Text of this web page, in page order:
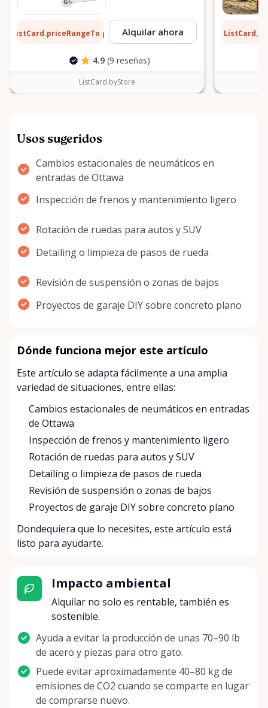
ListCard.priceRangeTo por díaAlquilar ahora
4.9 (9 reseñas)
ListCard.byStore
Usos sugeridos
Cambios estacionales de neumáticos en
entradas de Ottawa
Inspección de frenos y mantenimiento ligero
Rotación de ruedas para autos y SUV
Detailing o limpieza de pasos de rueda
Revisión de suspensión o zonas de bajos
Proyectos de garaje DIY sobre concreto plano
Dónde funciona mejor este artículo
Este artículo se adapta fácilmente a una amplia
variedad de situaciones, entre ellas:
Cambios estacionales de neumáticos en entradas
de Ottawa
Inspección de frenos y mantenimiento ligero
Rotación de ruedas para autos y SUV
Detailing o limpieza de pasos de rueda
Revisión de suspensión o zonas de bajos
Proyectos de garaje DIY sobre concreto plano
Dondequiera que lo necesites, este artículo está
listo para ayudarte.
Impacto ambiental
Alquilar no solo es rentable, también es
sostenible.
Ayuda a evitar la producción de unas 70–90 lb
de acero y piezas para otro gato.
Puede evitar aproximadamente 40–80 kg de
emisiones de CO2 cuando se comparte en lugar
de comprarse nuevo.